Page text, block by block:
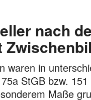
nach
waren in
StGB bzw.
Maße